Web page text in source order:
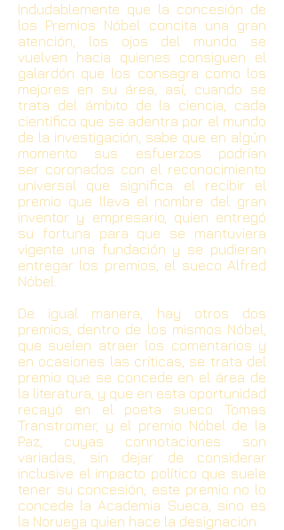
Indudablemente que la concesión de
los Premios Nóbel concita una gran
atención, los ojos del mundo se
vuelven hacia quienes consiguen el
galardón que los consagra como los
mejores en su área, así, cuando se
trata del ámbito de la ciencia, cada
científico que se adentra por el mundo
de la investigación, sabe que en algún
momento sus esfuerzos podrían
ser coronados con el reconocimiento
universal que significa el recibir el
premio que lleva el nombre del gran
inventor y empresario, quien entregó
su fortuna para que se mantuviera
vigente una fundación y se pudieran
entregar los premios, el sueco Alfred
Nóbel.
De igual manera, hay otros dos
premios, dentro de los mismos Nóbel,
que suelen atraer los comentarios y
en ocasiones las críticas, se trata del
premio que se concede en el área de
la literatura, y que en esta oportunidad
recayó en el poeta sueco Tomas
Transtromer, y el premio Nóbel de la
Paz, cuyas connotaciones son
variadas, sin dejar de considerar
inclusive el impacto político que suele
tener su concesión; este premio no lo
concede la Academia Sueca, sino es
la Noruega quien hace la designación.